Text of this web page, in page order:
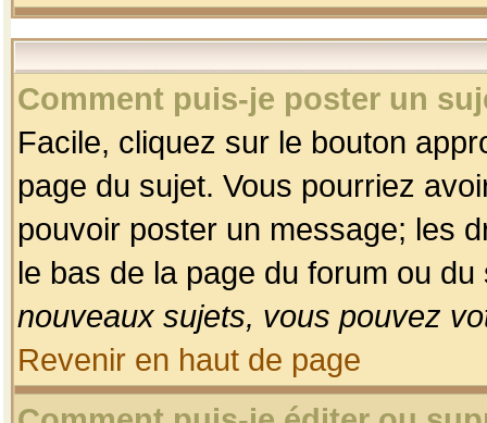
Comment puis-je poster un
Facile, cliquez sur le bouton
page du sujet. Vous pourriez
pouvoir poster un message; les
le bas de la page du forum ou
nouveaux sujets, vous pouvez
Revenir en haut de page